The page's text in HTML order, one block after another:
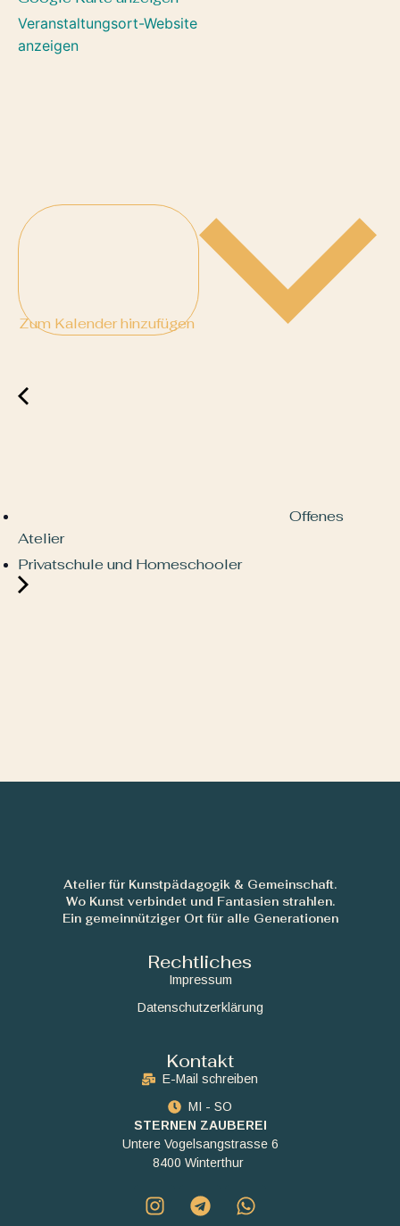
Veranstaltungsort-Website
anzeigen
Zum Kalender hinzufügen
Offenes
Atelier
Privatschule und Homeschooler
Atelier für Kunstpädagogik & Gemeinschaft.
Wo Kunst verbindet und Fantasien strahlen.
Ein gemeinnütziger Ort für alle Generationen
Rechtliches
Impressum
Datenschutzerklärung
Kontakt
E-Mail schreiben
MI - SO
STERNEN ZAUBEREI
Untere Vogelsangstrasse 6
8400 Winterthur